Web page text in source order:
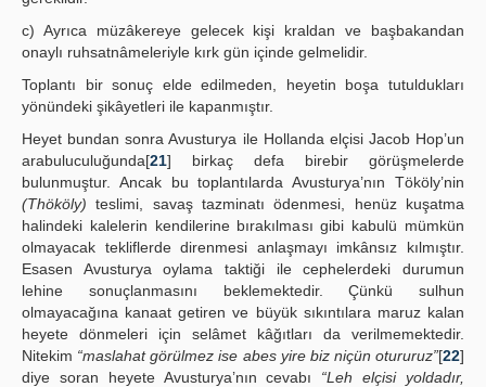
c) Ayrıca müzâkereye gelecek kişi kraldan ve başbakandan
onaylı ruhsatnâmeleriyle kırk gün içinde gelmelidir.
Toplantı bir sonuç elde edilmeden, heyetin boşa tutuldukları
yönündeki şikâyetleri ile kapanmıştır.
Heyet bundan sonra Avusturya ile Hollanda elçisi Jacob Hop’un
arabuluculuğunda[21] birkaç defa birebir görüşmelerde
bulunmuştur. Ancak bu toplantılarda Avusturya’nın Tököly’nin
(Thököly) teslimi, savaş tazminatı ödenmesi, henüz kuşatma
halindeki kalelerin kendilerine bırakılması gibi kabulü mümkün
olmayacak tekliflerde direnmesi anlaşmayı imkânsız kılmıştır.
Esasen Avusturya oylama taktiği ile cephelerdeki durumun
lehine sonuçlanmasını beklemektedir. Çünkü sulhun
olmayacağına kanaat getiren ve büyük sıkıntılara maruz kalan
heyete dönmeleri için selâmet kâğıtları da verilmemektedir.
Nitekim “maslahat görülmez ise abes yire biz niçün otururuz”[22]
diye soran heyete Avusturya’nın cevabı “Leh elçisi yoldadır,